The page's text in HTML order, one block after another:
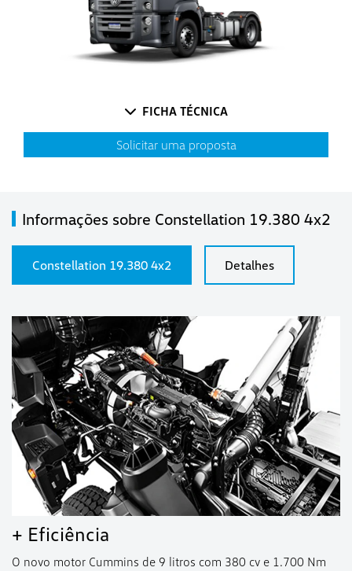
FICHA TÉCNICA
Solicitar uma proposta
Informações sobre Constellation 19.380 4x2
Constellation 19.380 4x2 Detalhes
+ Eficiência
O novo motor Cummins de 9 litros com 380 cv e 1.700 Nm